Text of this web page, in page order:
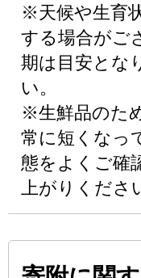
※天候や生育
する場合がご
期は目安とな
い。
※生鮮品のた
常に短くなっ
態をよくご確
上がりくださ